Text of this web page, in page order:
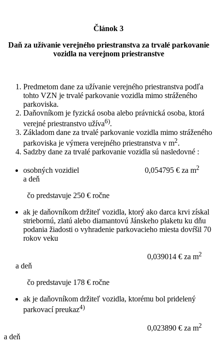
Článok 3
Daň za užívanie verejného priestranstva za trvalé parkovanie
vozidla na verejnom priestranstve
Predmetom dane za užívanie verejného priestranstva podľa
tohto VZN je trvalé parkovanie vozidla mimo stráženého
parkoviska.
Daňovníkom je fyzická osoba alebo právnická osoba, ktorá
verejné priestranstvo užíva6).
Základom dane za trvalé parkovanie vozidla mimo stráženého
parkoviska je výmera verejného priestranstva v m2.
Sadzby dane za trvalé parkovanie vozidla sú nasledovné :
osobných vozidiel 0,054795 € za m2
a deň
čo predstavuje 250 € ročne
ak je daňovníkom držiteľ vozidla, ktorý ako darca krvi získal
striebornú, zlatú alebo diamantovú Jánskeho plaketu ku dňu
podania žiadosti o vyhradenie parkovacieho miesta dovŕšil 70
rokov veku
0,039014 € za m2
a deň
čo predstavuje 178 € ročne
ak je daňovníkom držiteľ vozidla, ktorému bol pridelený
parkovací preukaz4)
0,023890 € za m2
a deň